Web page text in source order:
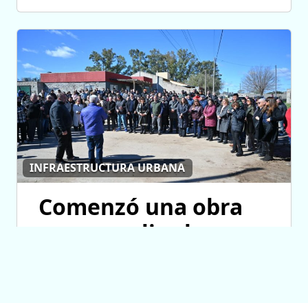
INFRAESTRUCTURA URBANA
Comenzó una obra
para ampliar las